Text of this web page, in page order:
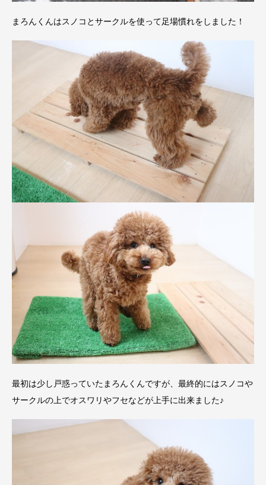
まろんくんはスノコとサークルを使って足場慣れをしました！
最初は少し戸惑っていたまろんくんですが、最終的にはスノコや
サークルの上でオスワリやフセなどが上手に出来ました♪